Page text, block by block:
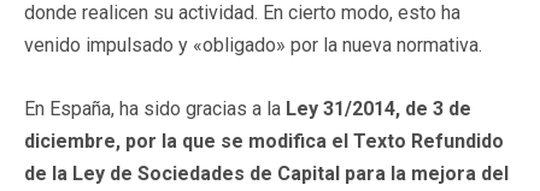
donde realicen su actividad. En cierto modo, esto ha
venido impulsado y «obligado» por la nueva normativa.
En España, ha sido gracias a la Ley 31/2014, de 3 de
diciembre, por la que se modifica el Texto Refundido
de la Ley de Sociedades de Capital para la mejora del